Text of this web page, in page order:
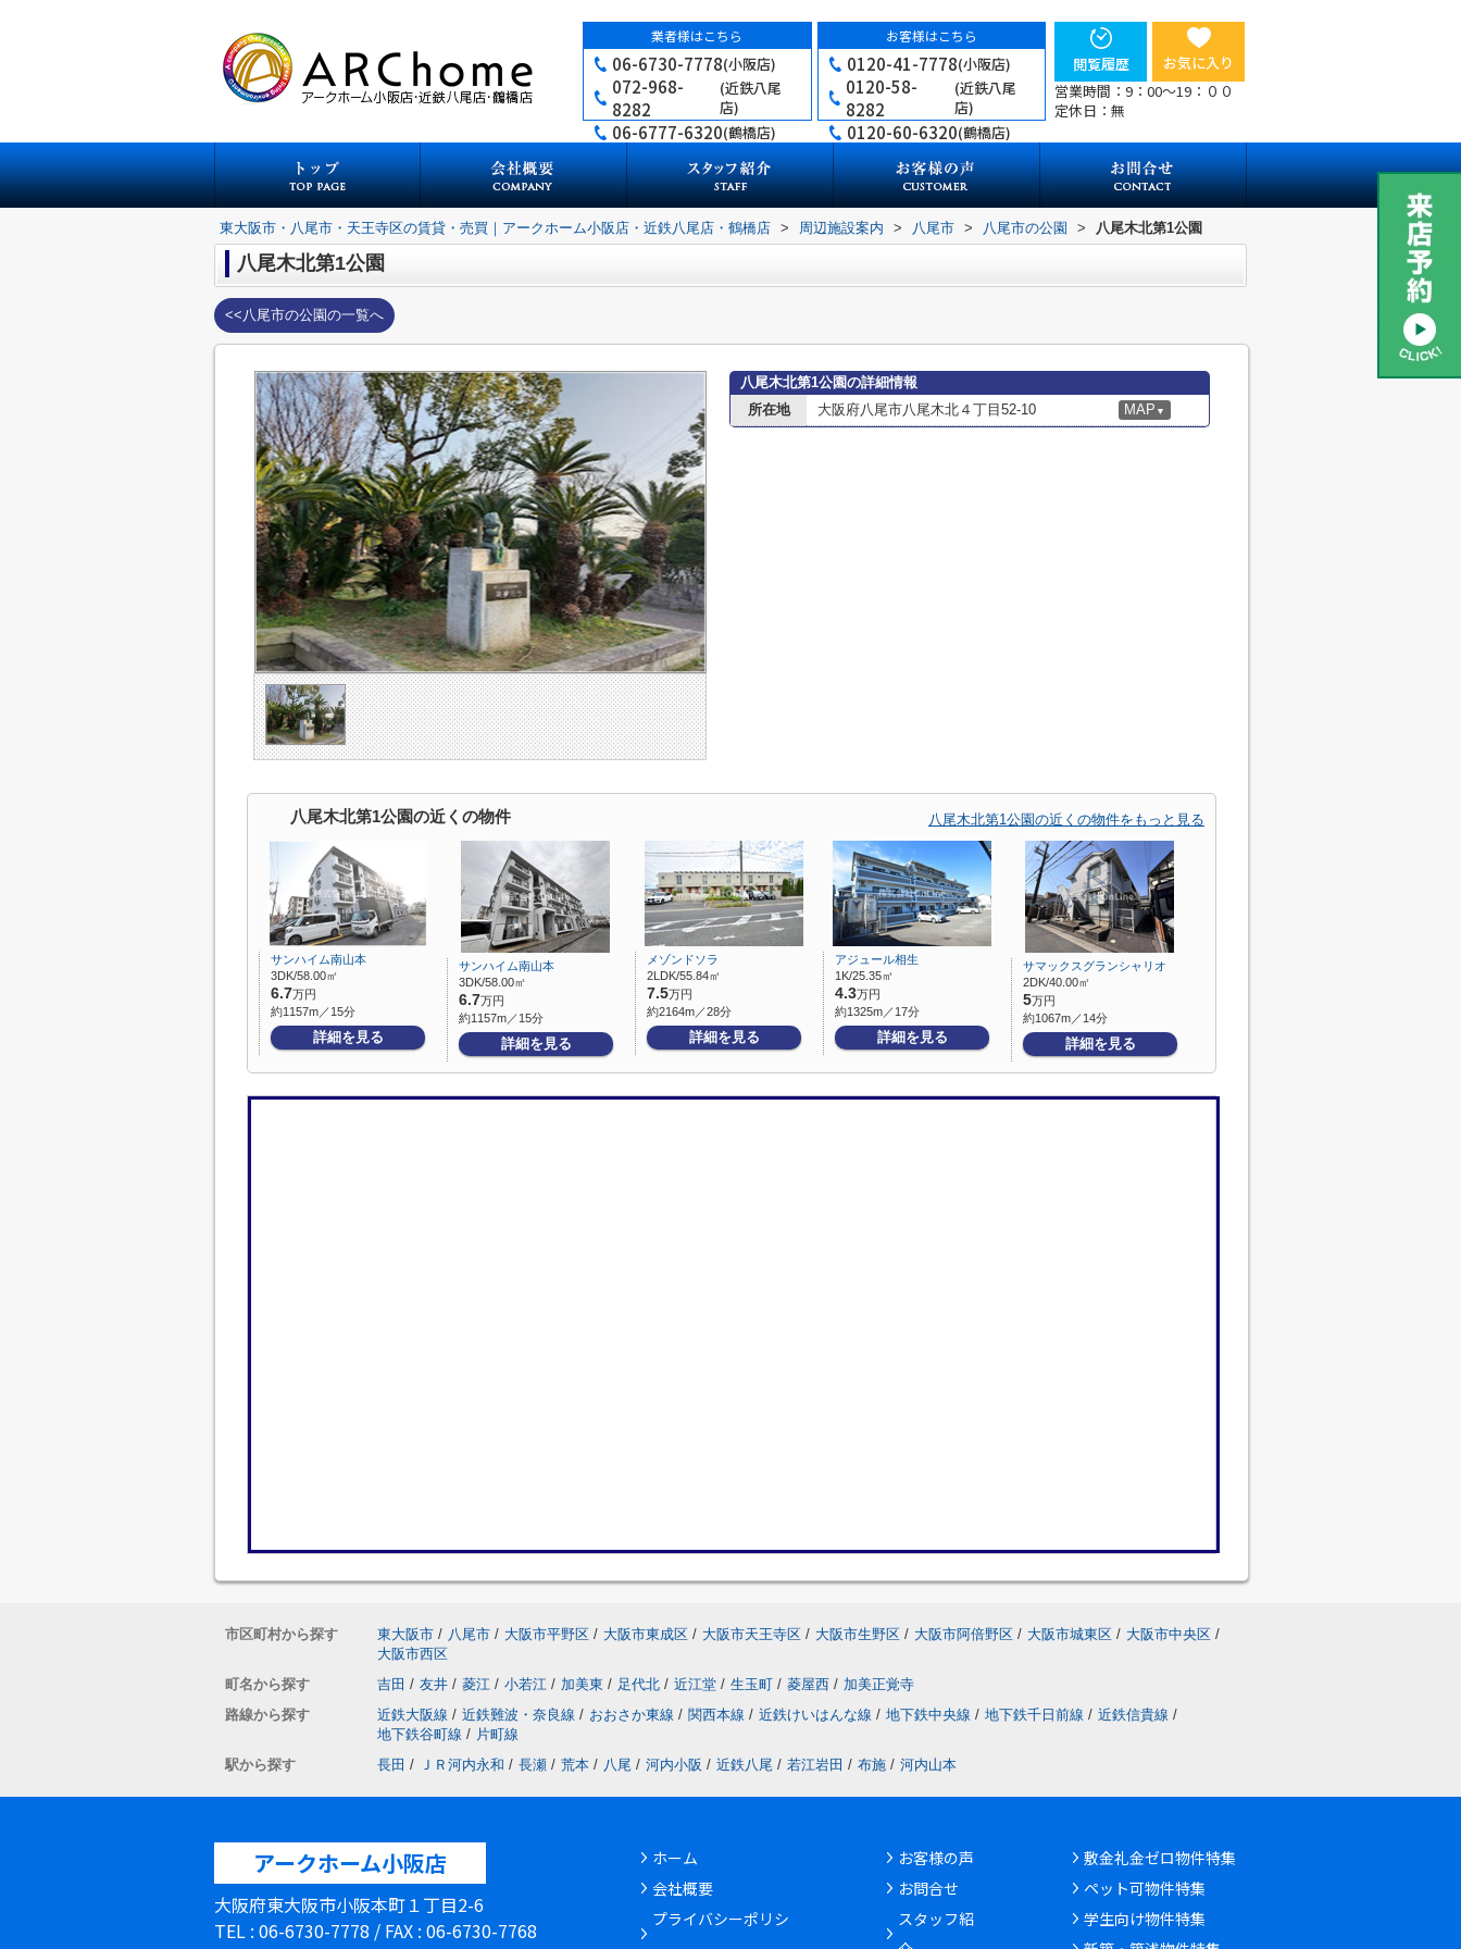
業者様はこちら
06-6730-7778(小阪店)
072-968-
8282
(近鉄八尾
店)
06-6777-6320(鶴橋店)
お客様はこちら
0120-41-7778(小阪店)
0120-58-
8282
(近鉄八尾
店)
0120-60-6320(鶴橋店)
閲覧履歴
お気に入り
営業時間：9：00～19：００
定休日：無
東大阪市・八尾市・天王寺区の賃貸・売買｜アークホーム小阪店・近鉄八尾店・鶴橋店 > 周辺施設案内 > 八尾市 > 八尾市の公園 > 八尾木北第1公園
八尾木北第1公園
<<八尾市の公園の一覧へ
八尾木北第1公園の詳細情報
所在地
大阪府八尾市八尾木北４丁目52-10 MAP ▼
八尾木北第1公園の近くの物件 八尾木北第1公園の近くの物件をもっと見る
サンハイム南山本
3DK/58.00㎡
6.7万円
約1157m／15分
詳細を見る
サンハイム南山本
3DK/58.00㎡
6.7万円
約1157m／15分
詳細を見る
メゾンドソラ
2LDK/55.84㎡
7.5万円
約2164m／28分
詳細を見る
アジュール相生
1K/25.35㎡
4.3万円
約1325m／17分
詳細を見る
サマックスグランシャリオ
2DK/40.00㎡
5万円
約1067m／14分
詳細を見る
市区町村から探す 東大阪市 / 八尾市 / 大阪市平野区 / 大阪市東成区 / 大阪市天王寺区 / 大阪市生野区 / 大阪市阿倍野区 / 大阪市城東区 / 大阪市中央区 /
大阪市西区
町名から探す
吉田 / 友井 / 菱江 / 小若江 / 加美東 / 足代北 / 近江堂 / 生玉町 / 菱屋西 / 加美正覚寺
路線から探す
近鉄大阪線 / 近鉄難波・奈良線 / おおさか東線 / 関西本線 / 近鉄けいはんな線 / 地下鉄中央線 / 地下鉄千日前線 / 近鉄信貴線 /
地下鉄谷町線 / 片町線
駅から探す
長田 / ＪＲ河内永和 / 長瀬 / 荒本 / 八尾 / 河内小阪 / 近鉄八尾 / 若江岩田 / 布施 / 河内山本
アークホーム小阪店
大阪府東大阪市小阪本町１丁目2-6
TEL : 06-6730-7778 / FAX : 06-6730-7768
ホーム
会社概要
プライバシーポリシ
お客様の声
お問合せ
スタッフ紹
敷金礼金ゼロ物件特集
ペット可物件特集
学生向け物件特集